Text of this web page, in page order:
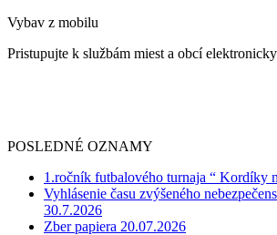
Vybav z mobilu
Pristupujte k službám miest a obcí
POSLEDNÉ OZNAMY
1.ročník futbalového turnaja “ Kordíky
Vyhlásenie času zvýšeného
30.7.2026
Zber papiera 20.07.2026